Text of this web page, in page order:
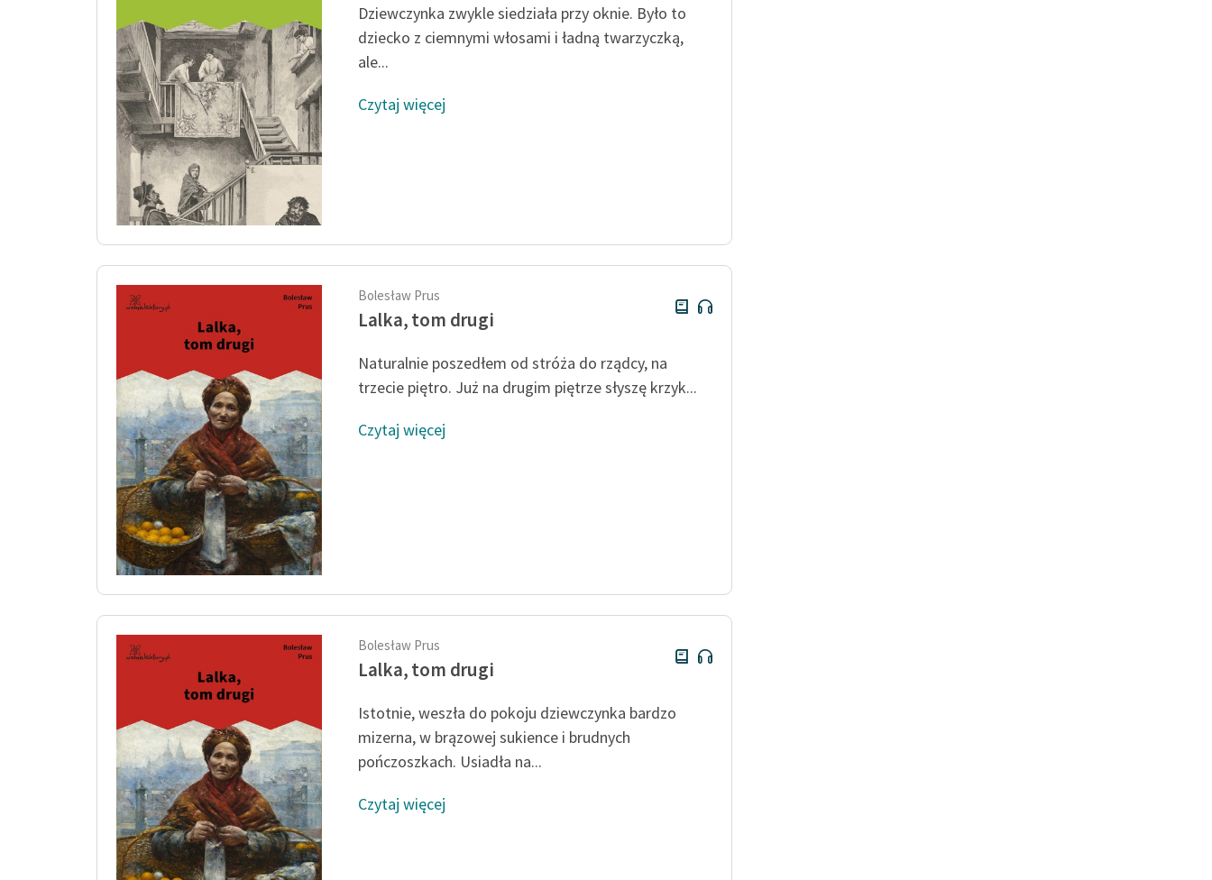
Dziewczynka zwykle siedziała przy oknie. Było to
dziecko z ciemnymi włosami i ładną twarzyczką,
ale...
Czytaj więcej
Bolesław Prus
Lalka, tom drugi
Naturalnie poszedłem od stróża do rządcy, na
trzecie piętro. Już na drugim piętrze słyszę krzyk...
Czytaj więcej
Bolesław Prus
Lalka, tom drugi
Istotnie, weszła do pokoju dziewczynka bardzo
mizerna, w brązowej sukience i brudnych
pończoszkach. Usiadła na...
Czytaj więcej